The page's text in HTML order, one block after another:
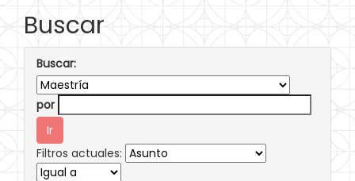
Buscar
Buscar:
por
Filtros actuales: